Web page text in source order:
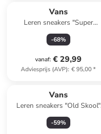
Vans
Leren sneakers "Super
Lowpro" wit/zwart
-68%
vanaf: € 29,99
Adviesprijs (AVP): € 95,00*
Vans
Leren sneakers "Old Skool"
lichtblauw
-59%